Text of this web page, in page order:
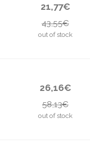
21,77€
43,55€
out of stock
26,16€
58,13€
out of stock